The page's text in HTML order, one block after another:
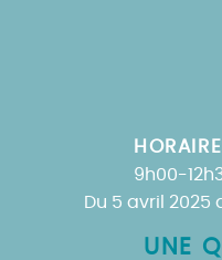
UNE
9h00-
Du 5 avril 2025